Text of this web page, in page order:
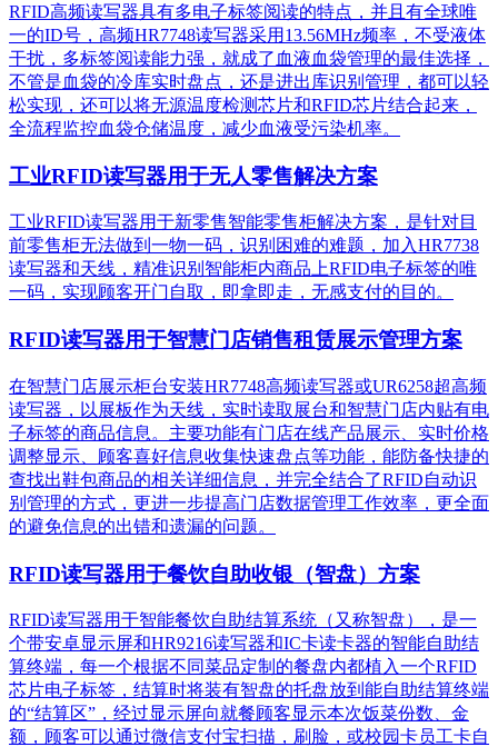
RFID高频读写器具有多电子标签阅读的特点，并且有全球唯
一的ID号，高频HR7748读写器采用13.56MHz频率，不受液体
干扰，多标签阅读能力强，就成了血液血袋管理的最佳选择，
不管是血袋的冷库实时盘点，还是进出库识别管理，都可以轻
松实现，还可以将无源温度检测芯片和RFID芯片结合起来，
全流程监控血袋仓储温度，减少血液受污染机率。
工业RFID读写器用于无人零售解决方案
工业RFID读写器用于新零售智能零售柜解决方案，是针对目
前零售柜无法做到一物一码，识别困难的难题，加入HR7738
读写器和天线，精准识别​智能柜内商品上RFID电子标签的唯
一码，实现顾客开门自取，即拿即走，无感支付的目的。
RFID读写器用于智慧门店销售租赁展示管理方案
在智慧门店展示柜台安装HR7748高频读写器或UR6258超高频
读写器，以展板作为天线，实时读取展台和智慧门店内贴有电
子标签的商品信息。主要功能有门店在线产品展示、实时价格
调整显示、顾客喜好信息收集快速盘点等功能，能防备快捷的
查找出鞋包商品的相关详细信息，并完全结合了RFID自动识
别管理的方式，更进一步提高门店数据管理工作效率，更全面
的避免信息的出错和遗漏的问题。
RFID读写器用于餐饮自助收银（智盘）方案
RFID读写器用于智能餐饮自助结算系统（又称智盘），是一
个带安卓显示屏和HR9216读写器和IC卡读卡器的智能自助结
算终端，每一个根据不同菜品定制的餐盘内都植入一个RFID
芯片电子标签，结算时将装有智盘的托盘放到能自助结算终端
的“结算区”，经过显示屏向就餐顾客显示本次饭菜份数、金
额，顾客可以通过微信支付宝扫描，刷脸，或校园卡员工卡自